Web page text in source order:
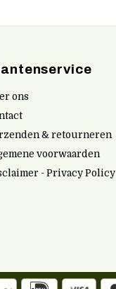
ons
& retourneren
voorwaarden
- Privacy Policy